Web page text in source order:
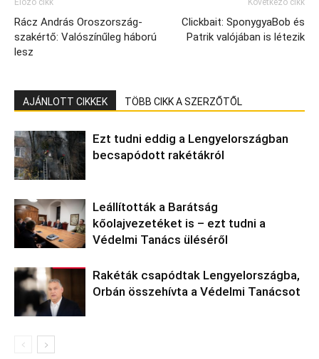
Előző cikk
Rácz András Oroszország-
szakértő: Valószínűleg háború
lesz
Következő cikk
Clickbait: SponygyaBob és
Patrik valójában is létezik
AJÁNLOTT CIKKEK TÖBB CIKK A SZERZŐTŐL
Ezt tudni eddig a Lengyelországban
becsapódott rakétákról
Leállították a Barátság
kőolajvezetéket is – ezt tudni a
Védelmi Tanács üléséről
Rakéták csapódtak Lengyelországba,
Orbán összehívta a Védelmi Tanácsot